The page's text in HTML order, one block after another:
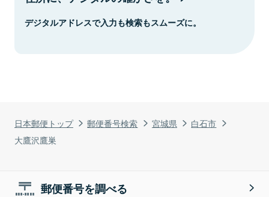
日本郵便トップ 郵便番号検索 宮城県
白石市
大鷹沢鷹巣
デジタルアドレスで入力も検索もスムーズに。
郵便番号を調べる